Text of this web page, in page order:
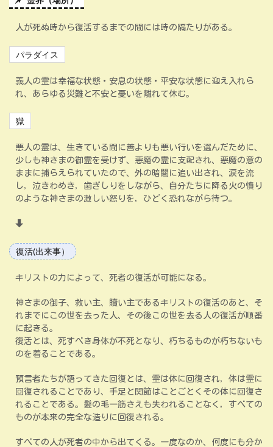
人が死ぬ時から復活するまでの間には時の隔たりがある。
パラダイス
義人の霊は幸福な状態・安息の状態・平安な状態に迎え入れら
れ、あらゆる災難と不安と憂いを離れて休む。
獄
悪人の霊は、生きている間に善よりも悪い行いを選んだために、
少しも神さまの御霊を受けず、悪魔の霊に支配され、悪魔の意の
ままに捕らえられていたので、外の暗闇に追い出され、涙を流
し，泣きわめき，歯ぎしりをしながら、自分たちに降る火の憤り
のような神さまの激しい怒りを，ひどく恐れながら待つ。
復活(出来事）
キリストの力によって、死者の復活が可能になる。
神さまの御子、救い主、贖い主であるキリストの復活のあと、そ
れまでにこの世を去った人、その後この世を去る人の復活が順番
に起きる。
復活とは、死すべき身体が不死となり、朽ちるものが朽ちないも
のを着ることである。
預言者たちが語ってきた回復とは、霊は体に回復され，体は霊に
回復されることであり、手足と関節はことごとくその体に回復さ
れることである。髪の毛一筋さえも失われることなく，すべての
ものが本来の完全な造りに回復される。
すべての人が死者の中から出てくる。一度なのか、何度にも分か